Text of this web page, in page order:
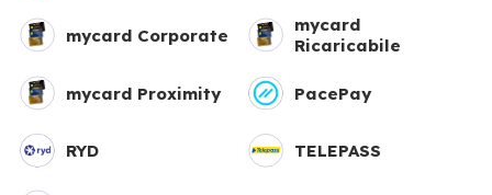
mycard Corporate
mycard
Ricaricabile
mycard Proximity PacePay
RYD TELEPASS